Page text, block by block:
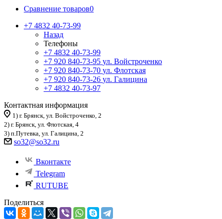
Сравнение товаров0
+7 4832 40-73-99
Назад
Телефоны
+7 4832 40-73-99
+7 920 840-73-95 ул. Войстроченко
+7 920 840-73-70 ул. Флотская
+7 920 840-73-26 ул. Галицина
+7 4832 40-73-97
Контактная информация
1) г. Брянск, ул. Войстроченко, 2
2) г. Брянск, ул. Флотская, 4
3) п.Путевка, ул. Галицина, 2
so32@so32.ru
Вконтакте
Telegram
RUTUBE
Поделиться